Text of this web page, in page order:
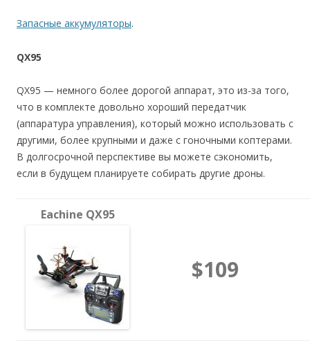
Запасные аккумуляторы.
QX95
QX95 — немного более дорогой аппарат, это из-за того,
что в комплекте довольно хороший передатчик
(аппаратура управления), который можно использовать с
другими, более крупными и даже с гоночными коптерами.
В долгосрочной перспективе вы можете сэкономить,
если в будущем планируете собирать другие дроны.
Eachine QX95
$109